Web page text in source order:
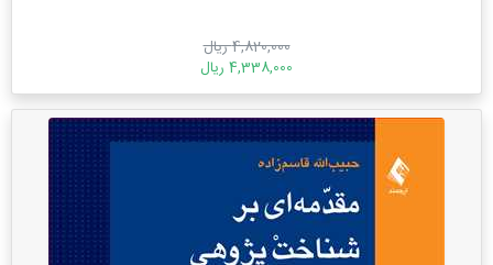
4,820,000 ریال
4,338,000 ریال